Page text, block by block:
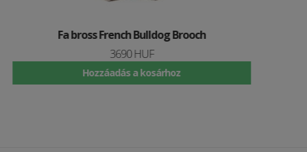
Fa falióra Arte Nox Clock
12790 HUF
Hozzáadás a kosárhoz